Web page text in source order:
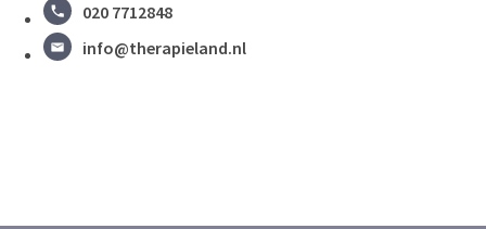
020 7712848
info@therapieland.nl